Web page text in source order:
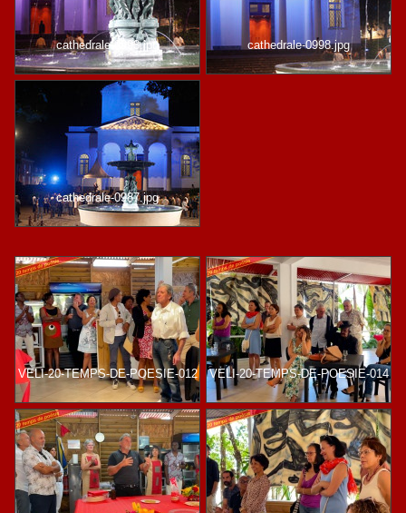
cathedrale-0993.jpg cathedrale-0998.jpg
cathedrale-0987.jpg
VELI-20-TEMPS-DE-POESIE-012 VELI-20-TEMPS-DE-POESIE-014